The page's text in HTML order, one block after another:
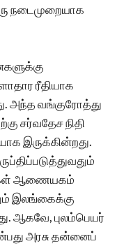
நடைமுறையாக
ரீதியாக
அந்த வங்குரோத்து
சர்வதேச நிதி
இருக்கின்றது.
ஆணையகம்
இலங்கைக்கு
ஆகவே, புலம்பெயர்
அரசு தன்னைப்